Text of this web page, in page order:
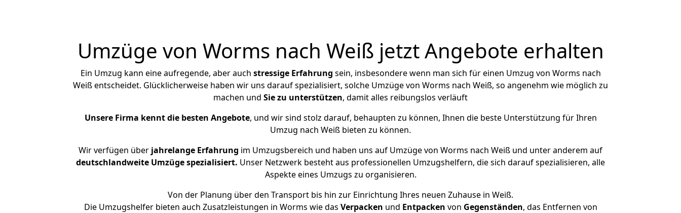
Umzüge von Worms nach Weiß jetzt Angebote erhalten
Ein Umzug kann eine aufregende, aber auch stressige Erfahrung sein, insbesondere wenn man sich für einen Umzug von Worms nach
Weiß entscheidet. Glücklicherweise haben wir uns darauf spezialisiert, solche Umzüge von Worms nach Weiß, so angenehm wie möglich zu
machen und Sie zu unterstützen, damit alles reibungslos verläuft
Unsere Firma kennt die besten Angebote, und wir sind stolz darauf, behaupten zu können, Ihnen die beste Unterstützung für Ihren
Umzug nach Weiß bieten zu können.
Wir verfügen über jahrelange Erfahrung im Umzugsbereich und haben uns auf Umzüge von Worms nach Weiß und unter anderem auf
deutschlandweite Umzüge spezialisiert. Unser Netzwerk besteht aus professionellen Umzugshelfern, die sich darauf spezialisieren, alle
Aspekte eines Umzugs zu organisieren.
Von der Planung über den Transport bis hin zur Einrichtung Ihres neuen Zuhause in Weiß.
Die Umzugshelfer bieten auch Zusatzleistungen in Worms wie das Verpacken und Entpacken von Gegenständen, das Entfernen von